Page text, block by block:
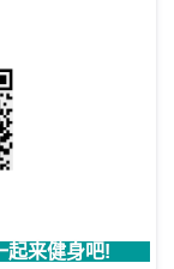
起来健身吧!